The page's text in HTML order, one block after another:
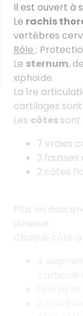
Il est ouvert à
Le rachis
vertèbres
Rôle :
Le sternum,
xiphoïde.
La 1re
cartilages sont
Les côtessont
7 vraies
3 fausses
2 côtes
Plus on
diminue.